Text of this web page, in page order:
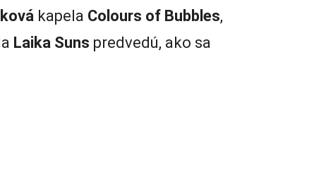
kapela Colours of Bubbles,
Laika Suns predvedú, ako sa